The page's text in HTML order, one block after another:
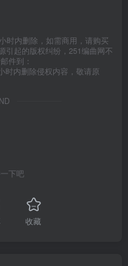
时内删除，如需商用，请购买
引起的版权纠纷，251编曲网不
件到：
时内删除侵权内容，敬请原
下吧
收藏